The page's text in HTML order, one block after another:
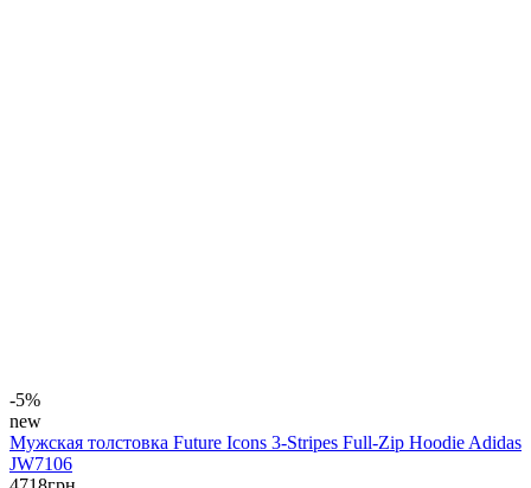
-5%
new
Мужская толстовка Future Icons 3-Stripes Full-Zip Hoodie Adidas
JW7106